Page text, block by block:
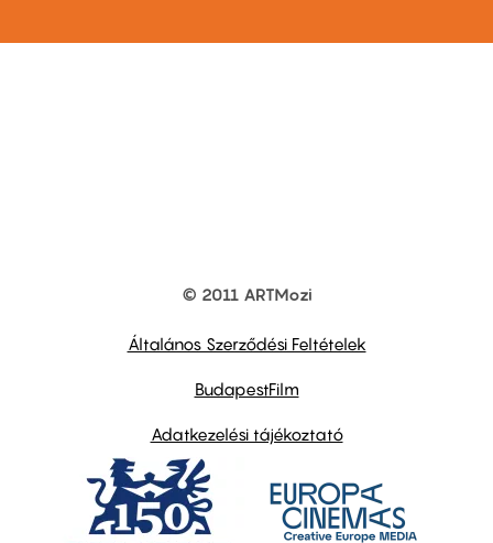
© 2011 ARTMozi
Általános Szerződési Feltételek
BudapestFilm
Adatkezelési tájékoztató